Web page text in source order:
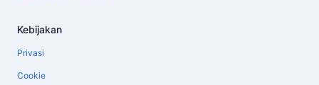
Kebijakan
Privasi
Cookie